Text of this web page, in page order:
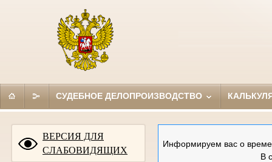
СУДЕБНОЕ ДЕЛОПРОИЗВОДСТВО
ВЕРСИЯ ДЛЯ
СЛАБОВИДЯЩИХ
Информируем вас о
В